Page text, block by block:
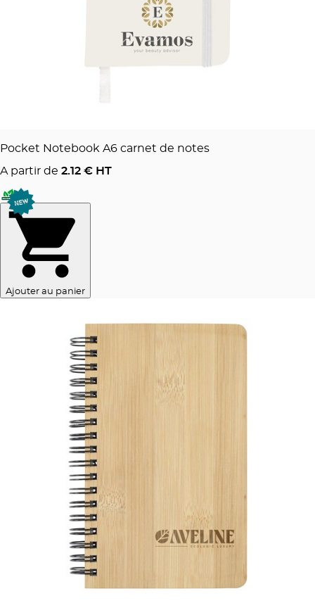
Pocket Notebook A6 carnet de notes
A partir de 2.12 € HT
Ajouter au panier